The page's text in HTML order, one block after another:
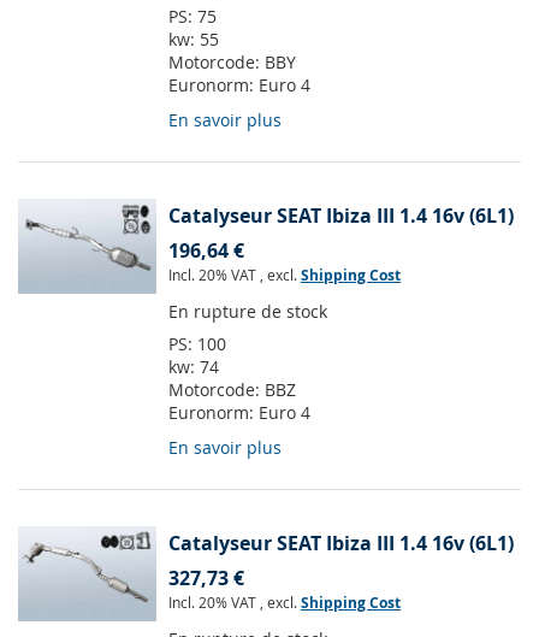
PS: 75
kw: 55
Motorcode: BBY
Euronorm: Euro 4
En savoir plus
Catalyseur SEAT Ibiza III 1.4 16v (6L1)
196,64 €
Incl. 20% VAT , excl.Shipping Cost
En rupture de stock
PS: 100
kw: 74
Motorcode: BBZ
Euronorm: Euro 4
En savoir plus
Catalyseur SEAT Ibiza III 1.4 16v (6L1)
327,73 €
Incl. 20% VAT , excl.Shipping Cost